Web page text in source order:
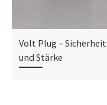
Volt Plug – Sicherheit
und Stärke